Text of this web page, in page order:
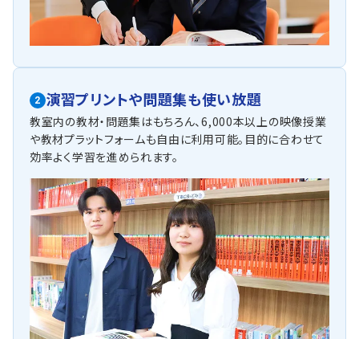
2 演習プリントや問題集も使い放題
教室内の教材・問題集はもちろん、6,000本以上の映像授業
や教材プラットフォームも自由に利用可能。目的に合わせて
効率よく学習を進められます。